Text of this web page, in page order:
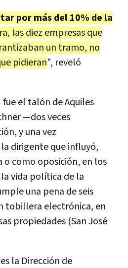
por más del 10% de la
las diez empresas que
un tramo, no
pidieran", reveló
fue el talón de Aquiles
—dos veces
y una vez
dirigente que influyó,
o como oposición, en los
vida política de la
una pena de seis
tobillera electrónica, en
propiedades (San José
la Dirección de